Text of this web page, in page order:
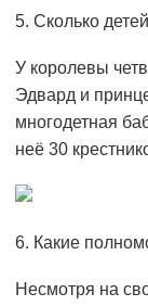
5. Сколько
У королевы
Эдвард и
многодетная
неё 30
6. Какие
Несмотря на